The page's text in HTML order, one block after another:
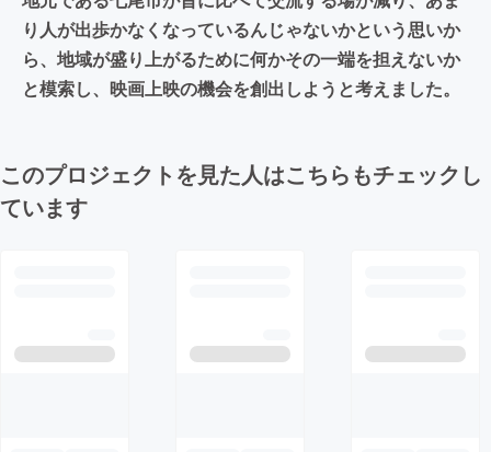
り人が出歩かなくなっているんじゃないかという思いか
ら、地域が盛り上がるために何かその一端を担えないか
と模索し、映画上映の機会を創出しようと考えました。
このプロジェクトを見た人はこちらもチェックし
ています